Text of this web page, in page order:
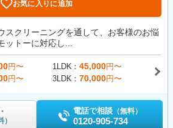
お気に入りに追加
スクリーニングを通して、お客様のお悩
トーに対応し...
円〜 1LDK 45,000円〜
円〜 3LDK 70,000円〜
）
電話で相談 （無料）
0120-905-734